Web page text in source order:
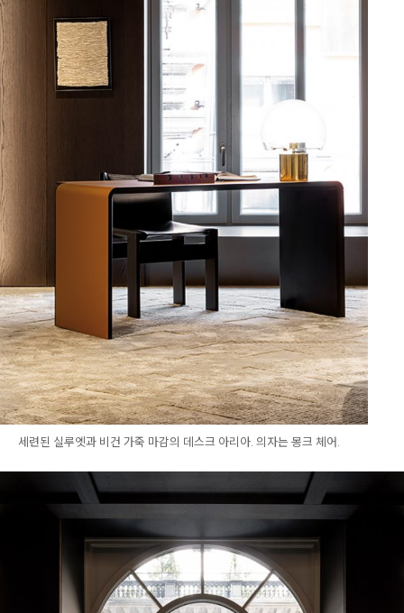
세련된 실루엣과 비건 가죽 마감의 데스크 아리아. 의자는 몽크 체어.